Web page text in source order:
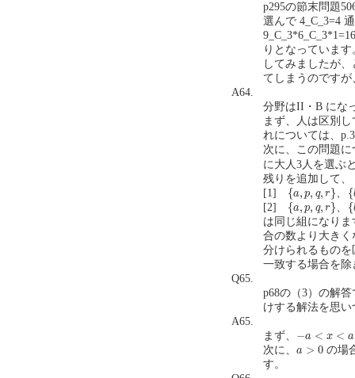
p295の節末問題
選んで 4_C_3=4
りとなっていま
してみましたが
てしまうのです
A64.
分野はII・B にな
まず、人は区別
れについては、
次に、この問題
に大人3人を選ぶ
残りを追加して、
[1] {a, p, q, r} {
{a,p,q, r} 、 { ,
[2] {a, p, q, r} {
{ ,p q ,r 、 ,
は同じ組になり
合の数より大きく
分けられるもの
一致する場合を
Q65.
p68の（3）の解
けする解法を思い
A65.
まず、 −a < x < a
a< x< a
次に、 a > 0
a>0
の場
す。